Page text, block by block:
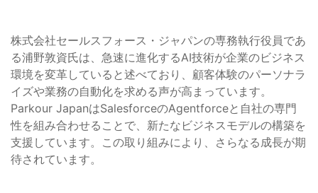
株式会社セールスフォース・ジャパンの専務執行役員であ
る浦野敦資氏は、急速に進化するAI技術が企業のビジネス
環境を変革していると述べており、顧客体験のパーソナラ
イズや業務の自動化を求める声が高まっています。
Parkour JapanはSalesforceのAgentforceと自社の専門
性を組み合わせることで、新たなビジネスモデルの構築を
支援しています。この取り組みにより、さらなる成長が期
待されています。